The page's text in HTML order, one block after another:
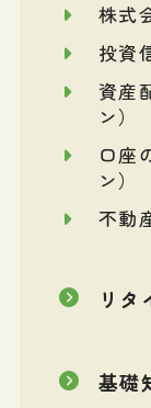
株式
投資
資産
ン）
口座
ン）
不動
リ
基礎